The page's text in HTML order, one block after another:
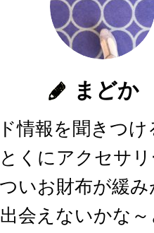
まどか
情報を聞きつ
くにアクセサ
いお財布が緩
会えないかな